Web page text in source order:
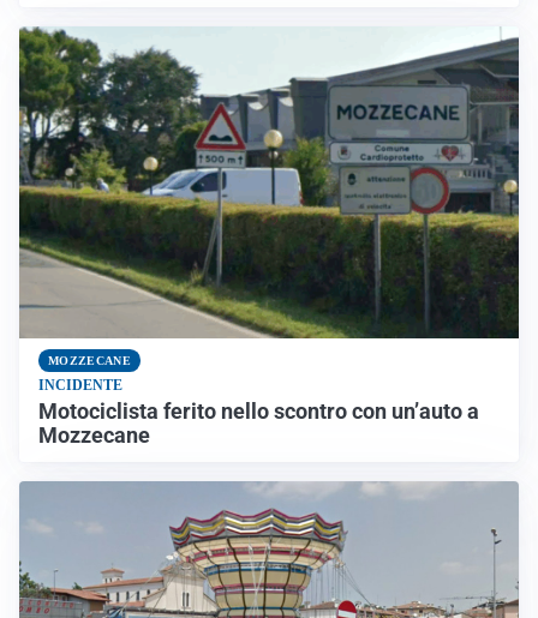
MOZZECANE
INCIDENTE
Motociclista ferito nello scontro con un’auto a
Mozzecane